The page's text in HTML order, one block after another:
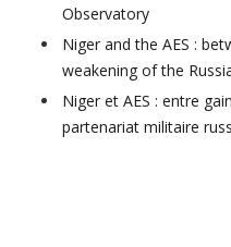
Observatory
Niger and the AES :
weakening of the
Niger et AES : entre
partenariat militaire